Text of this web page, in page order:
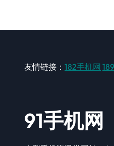
友情链接： 182手机网
91手机网